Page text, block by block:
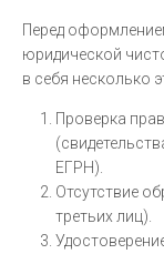
Перед
юридической
в себя несколько
Проверка
ЕГРН).
Отсутствие
третьих лиц).